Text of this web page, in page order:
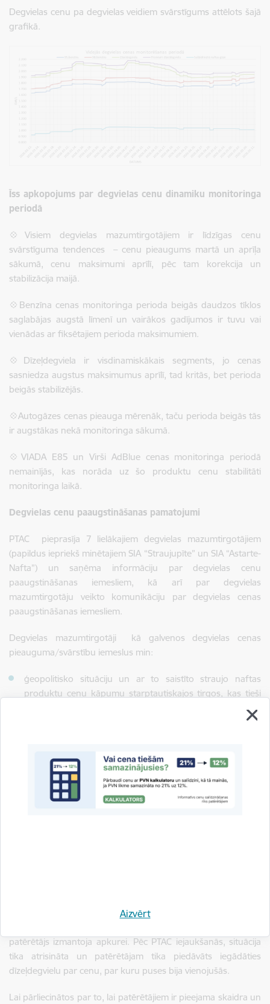
Aizvērt
Degvielas cenu pa degvielas veidiem svārstīgums attēlots šajā
grafikā.
Īss apkopojums par degvielas cenu dinamiku monitoringa
periodā
💠 Visiem degvielas mazumtirgotājiem ir līdzīgas cenu
svārstīguma tendences – cenu pieaugums martā un aprīļa
sākumā, cenu maksimumi aprīlī, pēc tam korekcija un
stabilizācija maijā.
💠 Benzīna cenas monitoringa perioda beigās daudzos tīklos
saglabājas augstā līmenī un vairākos gadījumos ir tuvu vai
vienādas ar fiksētajiem perioda maksimumiem.
💠 Dīzeļdegviela ir visdinamiskākais segments, jo cenas
sasniedza augstus maksimumus aprīlī, tad kritās, bet perioda
beigās stabilizējās.
💠Autogāzes cenas pieauga mērenāk, taču perioda beigās tās
ir augstākas nekā monitoringa sākumā.
💠 VIADA E85 un Virši AdBlue cenas monitoringa periodā
nemainījās, kas norāda uz šo produktu cenu stabilitāti
monitoringa laikā.
Degvielas cenu paaugstināšanas pamatojumi
PTAC pieprasīja 7 lielākajiem degvielas mazumtirgotājiem
(papildus iepriekš minētajiem SIA “Straujupīte” un SIA “Astarte-
Nafta”) un saņēma informāciju par degvielas cenu
paaugstināšanas iemesliem, kā arī par degvielas
mazumtirgotāju veikto komunikāciju par degvielas cenas
paaugstināšanas iemesliem.
Degvielas mazumtirgotāji kā galvenos degvielas cenas
pieauguma/svārstību iemeslus min:
ģeopolitisko situāciju un ar to saistīto straujo naftas
produktu cenu kāpumu starptautiskajos tirgos, kas tieši
nodokļu politiku;
vietējo tirgus konkurenci.
uzsāka lietu pret degvielas mazumtirgotāju, kurš vienpusēji
patērētājs izmantoja apkurei. Pēc PTAC iejaukšanās, situācija
tika atrisināta un patērētājam tika piedāvāts iegādāties
dīzeļdegvielu par cenu, par kuru puses bija vienojušās.
Lai pārliecinātos par to, lai patērētājiem ir pieejama skaidra un